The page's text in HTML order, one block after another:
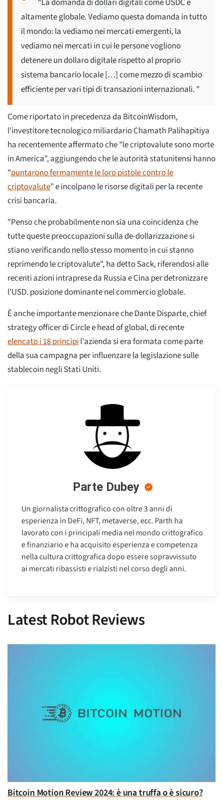
“La domanda di dollari digitali come USDC è
altamente globale. Vediamo questa domanda in tutto
il mondo: la vediamo nei mercati emergenti, la
vediamo nei mercati in cui le persone vogliono
detenere un dollaro digitale rispetto al proprio
sistema bancario locale […] come mezzo di scambio
efficiente per vari tipi di transazioni internazionali. "
Come riportato in precedenza da BitcoinWisdom,
l'investitore tecnologico miliardario Chamath Palihapitiya
ha recentemente affermato che "le criptovalute sono morte
in America", aggiungendo che le autorità statunitensi hanno
"puntarono fermamente le loro pistole contro le
criptovalute” e incolpano le risorse digitali per la recente
crisi bancaria.
"Penso che probabilmente non sia una coincidenza che
tutte queste preoccupazioni sulla de-dollarizzazione si
stiano verificando nello stesso momento in cui stanno
reprimendo le criptovalute", ha detto Sack, riferendosi alle
recenti azioni intraprese da Russia e Cina per detronizzare
l'USD. posizione dominante nel commercio globale.
È anche importante menzionare che Dante Disparte, chief
strategy officer di Circle e head of global, di recente
elencato i 18 principil'azienda si era formata come parte
della sua campagna per influenzare la legislazione sulle
stablecoin negli Stati Uniti.
Parte Dubey
Un giornalista crittografico con oltre 3 anni di
esperienza in DeFi, NFT, metaverse, ecc. Parth ha
lavorato con i principali media nel mondo crittografico
e finanziario e ha acquisito esperienza e competenza
nella cultura crittografica dopo essere sopravvissuto
ai mercati ribassisti e rialzisti nel corso degli anni.
Latest Robot Reviews
Bitcoin Motion Review 2024: è una truffa o è sicuro?